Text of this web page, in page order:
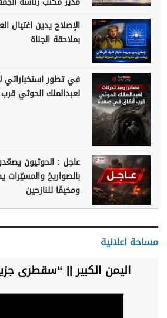
الإصلاح يدين اغتيال
بملاحقة الجناة
في تطور استخباراتي
لعبدالملك الحوثي
عاجل : الحوثيون
بالصواريخ
ومخيمًا للنازحين
مساحة اعلانية
اليمن الكبير || “سقطرى